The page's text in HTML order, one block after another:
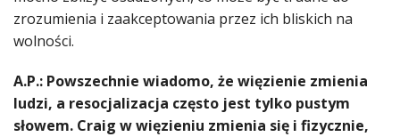
zrozumienia i zaakceptowania przez ich bliskich na
wolności.
A.P.: Powszechnie wiadomo, że więzienie zmienia
ludzi, a resocjalizacja często jest tylko pustym
słowem. Craig w więzieniu zmienia się i fizycznie,